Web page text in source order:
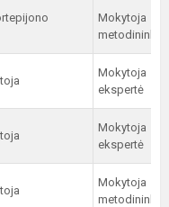
Mokytoja
metodininkė
Mokytoja
ekspertė
Mokytoja
ekspertė
Mokytoja
metodininkė